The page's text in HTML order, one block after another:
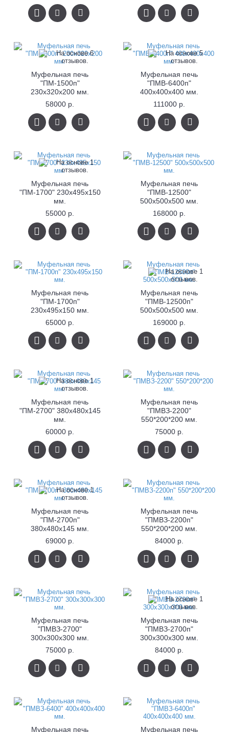
Муфельная печь
"ПМ-1500п"
230х320х200 мм.
58000 р.
Муфельная печь
"ПМВ-6400п"
400x400x400 мм.
111000 р.
Муфельная печь
"ПМ-1700" 230х495х150
мм.
55000 р.
Муфельная печь
"ПМВ-12500"
500x500x500 мм.
168000 р.
Муфельная печь
"ПМ-1700п"
230х495х150 мм.
65000 р.
Муфельная печь
"ПМВ-12500п"
500x500x500 мм.
169000 р.
Муфельная печь
"ПМ-2700" 380х480х145
мм.
60000 р.
Муфельная печь
"ПМВЗ-2200"
550*200*200 мм.
75000 р.
Муфельная печь
"ПМ-2700п"
380х480х145 мм.
69000 р.
Муфельная печь
"ПМВЗ-2200п"
550*200*200 мм.
84000 р.
Муфельная печь
"ПМВЗ-2700"
300x300x300 мм.
75000 р.
Муфельная печь
"ПМВЗ-2700п"
300x300x300 мм.
84000 р.
Муфельная печь Муфельная печь